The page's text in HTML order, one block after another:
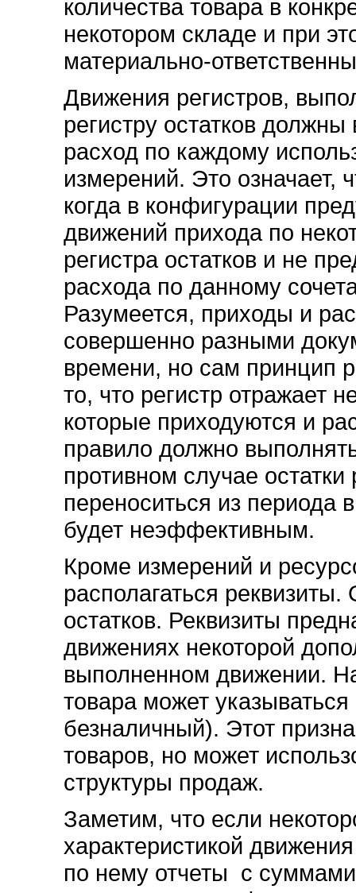
количества товара в
некотором складе и при
материально-
Движения регистров,
регистру остатков
расход по каждому
измерений. Это означает,
когда в конфигурации
движений прихода по
регистра остатков и не
расхода по данному
Разумеется, приходы и
совершенно разными
времени, но сам принцип
то, что регистр отражает
которые приходуются и
правило должно
противном случае остатки
переноситься из периода
будет неэффективным.
Кроме измерений и
располагаться
остатков. Реквизиты
движениях некоторой
выполненном движении.
товара может
безналичный). Этот
товаров, но может
структуры продаж.
Заметим, что если
характеристикой
по нему отчеты с